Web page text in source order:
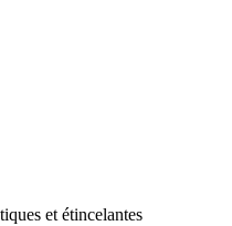
et étincelantes